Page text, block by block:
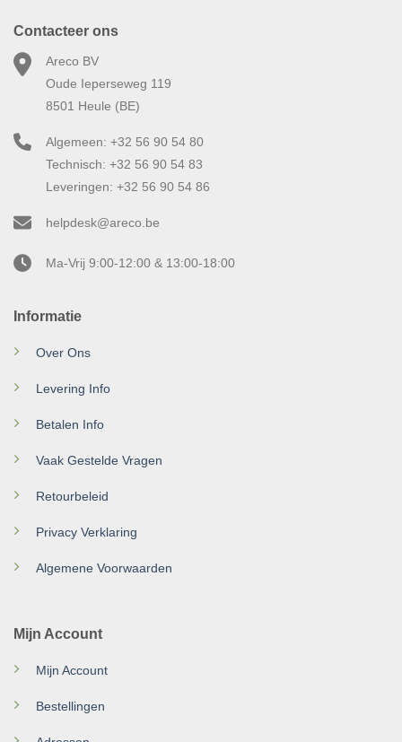
Informatie
Over Ons
Levering Info
Betalen Info
Vaak Gestelde Vragen
Retourbeleid
Privacy Verklaring
Algemene Voorwaarden
Mijn Account
Mijn Account
Bestellingen
Contacteer ons
Areco BV
Oude Ieperseweg 119
8501 Heule (BE)
Algemeen: +32 56 90 54 80
Technisch: +32 56 90 54 83
Leveringen: +32 56 90 54 86
helpdesk@areco.be
Ma-Vrij 9:00-12:00 & 13:00-18:00